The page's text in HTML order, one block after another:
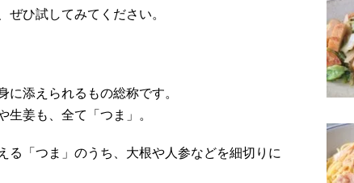
ひ試してみてください。
添えられるもの総称です。
生姜も、全て「つま」。
る「つま」のうち、大根や人参などを細切りに